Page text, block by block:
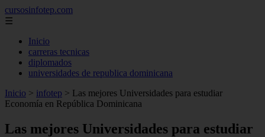
cursosinfotep.com
☰
Inicio
carreras tecnicas
diplomados
universidades de republica dominicana
Inicio > infotep > Las mejores Universidades para estudiar
Economía en República Dominicana
Las mejores Universidades para estudiar